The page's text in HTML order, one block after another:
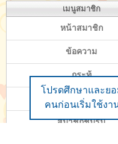
โปรดศึกษาและย
คนก่อนเริ่มใช้งา
เมนูสมาชิก
หน้าสมาชิก
ข้อความ
กระทู้
ผลงานอัพโหลด
สมาชิกชมรม
โปรดศึกษาและย
คนก่อนเริ่มใช้งา